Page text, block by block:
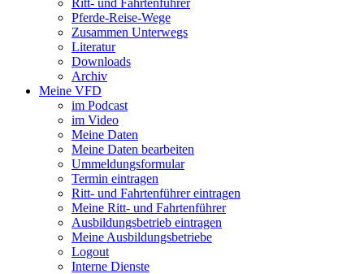
Ritt- und Fahrtenführer
Pferde-Reise-Wege
Zusammen Unterwegs
Literatur
Downloads
Archiv
Meine VFD
im Podcast
im Video
Meine Daten
Meine Daten bearbeiten
Ummeldungsformular
Termin eintragen
Ritt- und Fahrtenführer eintragen
Meine Ritt- und Fahrtenführer
Ausbildungsbetrieb eintragen
Meine Ausbildungsbetriebe
Logout
Interne Dienste